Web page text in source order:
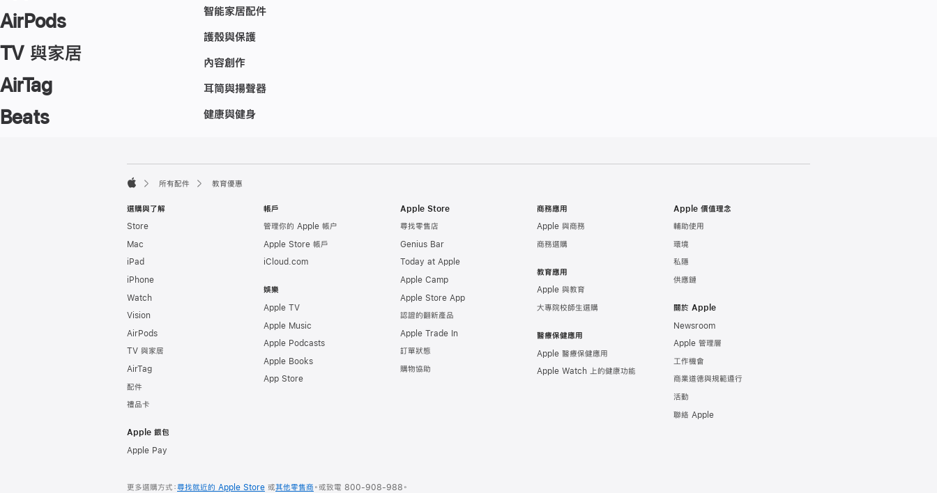
AirPods
TV 與家居
AirTag
Beats
智能家居配件
護殼與保護
內容創作
耳筒與揚聲器
健康與健身
腳
所有配件 教育優惠
選購與了解
Store
Mac
iPad
iPhone
Watch
Vision
AirPods
TV 與家居
AirTag
配件
禮品卡
Apple 銀包
Apple Pay
帳戶
管理你的 Apple 帳户
Apple Store 帳戶
iCloud.com
娛樂
Apple TV
Apple Music
Apple Podcasts
Apple Books
App Store
Apple Store
尋找零售店
Genius Bar
Today at Apple
Apple Camp
Apple Store App
認證的翻新產品
Apple Trade In
訂單狀態
購物協助
商務應用
Apple 與商務
商務選購
教育應用
Apple 與教育
大專院校師生選購
醫療保健應用
Apple 醫療保健應用
Apple Watch 上的健康功能
Apple 價值理念
輔助使用
環境
私隱
供應鏈
關於 Apple
Newsroom
Apple 管理層
工作機會
商業道德與規範遵行
活動
聯絡 Apple
更多選購方式：尋找就近的 Apple Store 或其他零售商 。或致電 800-908-988 。